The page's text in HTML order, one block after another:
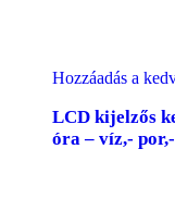
Hozzáadás a
LCD kijelzős
óra – víz,-